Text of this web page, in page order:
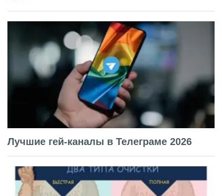
Лучшие гей-каналы в Телеграме 2026